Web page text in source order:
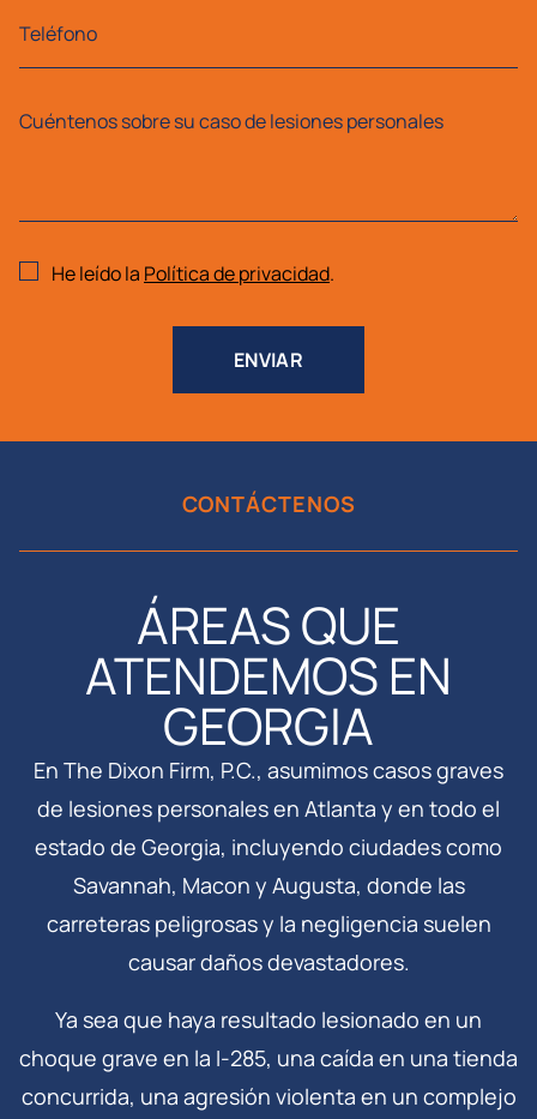
He leído la Política de privacidad.
CONTÁCTENOS
ÁREAS QUE
ATENDEMOS EN
GEORGIA
En The Dixon Firm, P.C., asumimos casos graves
de lesiones personales en Atlanta y en todo el
estado de Georgia, incluyendo ciudades como
Savannah, Macon y Augusta, donde las
carreteras peligrosas y la negligencia suelen
causar daños devastadores.
Ya sea que haya resultado lesionado en un
choque grave en la I-285, una caída en una tienda
concurrida, una agresión violenta en un complejo